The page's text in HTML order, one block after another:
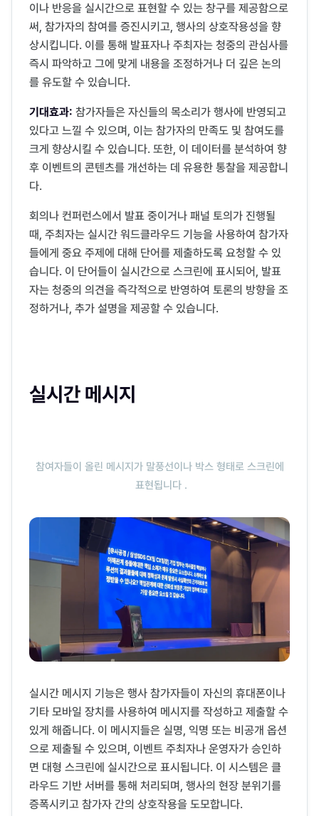
이나 반응을 실시간으로 표현할 수 있는 창구를 제공함으로
써, 참가자의 참여를 증진시키고, 행사의 상호작용성을 향
상시킵니다. 이를 통해 발표자나 주최자는 청중의 관심사를
즉시 파악하고 그에 맞게 내용을 조정하거나 더 깊은 논의
를 유도할 수 있습니다.
기대효과: 참가자들은 자신들의 목소리가 행사에 반영되고
있다고 느낄 수 있으며, 이는 참가자의 만족도 및 참여도를
크게 향상시킬 수 있습니다. 또한, 이 데이터를 분석하여 향
후 이벤트의 콘텐츠를 개선하는 데 유용한 통찰을 제공합니
다.
회의나 컨퍼런스에서 발표 중이거나 패널 토의가 진행될
때, 주최자는 실시간 워드클라우드 기능을 사용하여 참가자
들에게 중요 주제에 대해 단어를 제출하도록 요청할 수 있
습니다. 이 단어들이 실시간으로 스크린에 표시되어, 발표
자는 청중의 의견을 즉각적으로 반영하여 토론의 방향을 조
정하거나, 추가 설명을 제공할 수 있습니다.
실시간 메시지
참여자들이 올린 메시지가 말풍선이나 박스 형태로 스크린에
표현됩니다 .
실시간 메시지 기능은 행사 참가자들이 자신의 휴대폰이나
기타 모바일 장치를 사용하여 메시지를 작성하고 제출할 수
있게 해줍니다. 이 메시지들은 실명, 익명 또는 비공개 옵션
으로 제출될 수 있으며, 이벤트 주최자나 운영자가 승인하
면 대형 스크린에 실시간으로 표시됩니다. 이 시스템은 클
라우드 기반 서버를 통해 처리되며, 행사의 현장 분위기를
증폭시키고 참가자 간의 상호작용을 도모합니다.